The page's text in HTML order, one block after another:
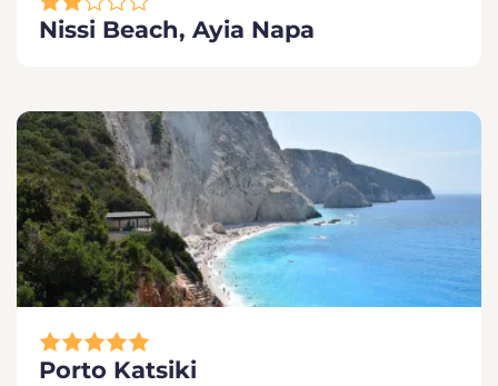
Nissi Beach, Ayia Napa
Porto Katsiki